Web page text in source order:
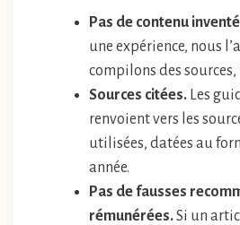
Pas de contenu
une expérience, nous
compilons des sources,
Sources citées. Les
renvoient vers les
utilisées, datées au
année.
Pas de fausses
rémunérées.Si un